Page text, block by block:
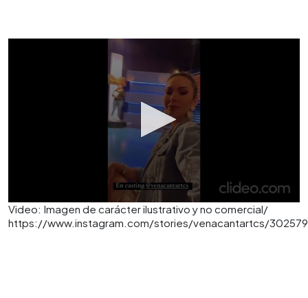
Video: Imagen de carácter ilustrativo y no comercial/
https://www.instagram.com/stories/venacantartcs/